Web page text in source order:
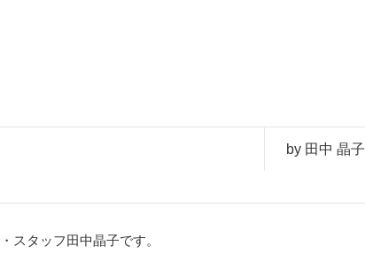
by 田中 晶子
・スタッフ田中晶子です。